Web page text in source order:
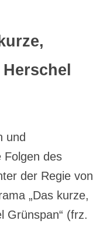
und
Folgen des
der Regie von
„Das kurze,
Grünspan“ (frz.